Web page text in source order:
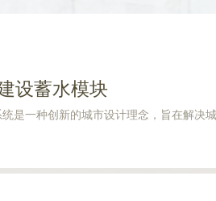
设蓄水模块
是一种创新的城市设计理念，旨在解决